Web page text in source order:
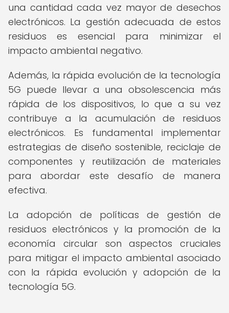
una cantidad cada vez mayor de desechos
electrónicos. La gestión adecuada de estos
residuos es esencial para minimizar el
impacto ambiental negativo.
Además, la rápida evolución de la tecnología
5G puede llevar a una obsolescencia más
rápida de los dispositivos, lo que a su vez
contribuye a la acumulación de residuos
electrónicos. Es fundamental implementar
estrategias de diseño sostenible, reciclaje de
componentes y reutilización de materiales
para abordar este desafío de manera
efectiva.
La adopción de políticas de gestión de
residuos electrónicos y la promoción de la
economía circular son aspectos cruciales
para mitigar el impacto ambiental asociado
con la rápida evolución y adopción de la
tecnología 5G.